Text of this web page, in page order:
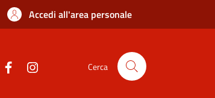
Accedi all'area personale
Cerca